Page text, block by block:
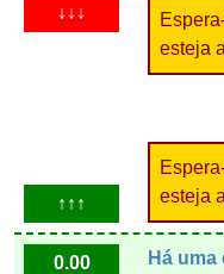
↓↓↓
esteja
↑↑↑
esteja
0.00
Há